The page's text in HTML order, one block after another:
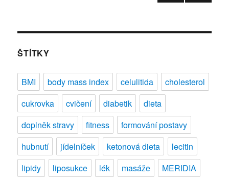
NKA
ŠTÍTKY
BMI body mass index celulitida
cholesterol
cukrovka
cvičení diabetik
dieta
doplněk stravy
fitness
formování postavy
hubnutí
jídelníček ketonová dieta
lecitin
lipidy
liposukce lék masáže
MERIDIA